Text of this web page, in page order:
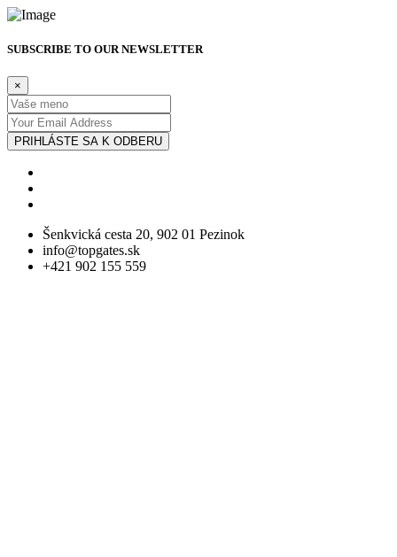
SUBSCRIBE TO OUR NEWSLETTER
×
PRIHLÁSTE SA K ODBERU
Šenkvická cesta 20, 902 01 Pezinok
info@topgates.sk
+421 902 155 559